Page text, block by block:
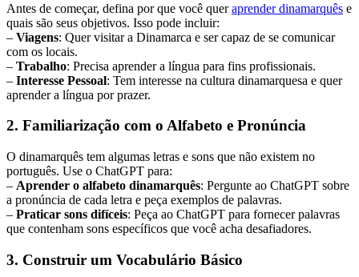
Antes de começar, defina por que você queraprender dinamarquês e
quais são seus objetivos. Isso pode incluir:
– Viagens: Quer visitar a Dinamarca e ser capaz de se comunicar
com os locais.
– Trabalho: Precisa aprender a língua para fins profissionais.
– Interesse Pessoal: Tem interesse na cultura dinamarquesa e quer
aprender a língua por prazer.
2. Familiarização com o Alfabeto e Pronúncia
O dinamarquês tem algumas letras e sons que não existem no
português. Use o ChatGPT para:
– Aprender o alfabeto dinamarquês: Pergunte ao ChatGPT sobre
a pronúncia de cada letra e peça exemplos de palavras.
– Praticar sons difíceis: Peça ao ChatGPT para fornecer palavras
que contenham sons específicos que você acha desafiadores.
3. Construir um Vocabulário Básico